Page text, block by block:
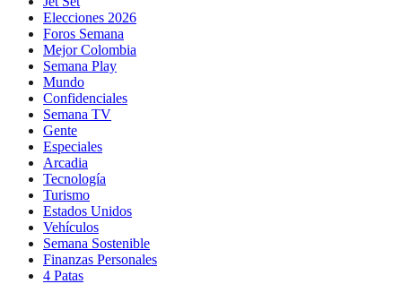
Elecciones 2026
Foros Semana
Mejor Colombia
Semana Play
Mundo
Confidenciales
Semana TV
Gente
Especiales
Arcadia
Tecnología
Turismo
Estados Unidos
Vehículos
Semana Sostenible
Finanzas Personales
4 Patas